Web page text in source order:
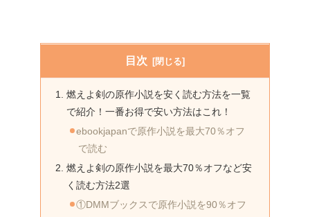
目次
燃えよ剣の原作小説を安く読む方法を一覧
で紹介！一番お得で安い方法はこれ！
ebookjapanで原作小説を最大70％オフ
で読む
燃えよ剣の原作小説を最大70％オフなど安
く読む方法2選
①DMMブックスで原作小説を90％オフ